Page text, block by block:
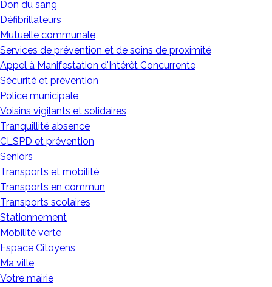
Don du sang
Défibrillateurs
Mutuelle communale
Services de prévention et de soins de proximité
Appel à Manifestation d'Intérêt Concurrente
Sécurité et prévention
Police municipale
Voisins vigilants et solidaires
Tranquillité absence
CLSPD et prévention
Seniors
Transports et mobilité
Transports en commun
Transports scolaires
Stationnement
Mobilité verte
Espace Citoyens
Ma ville
Votre mairie